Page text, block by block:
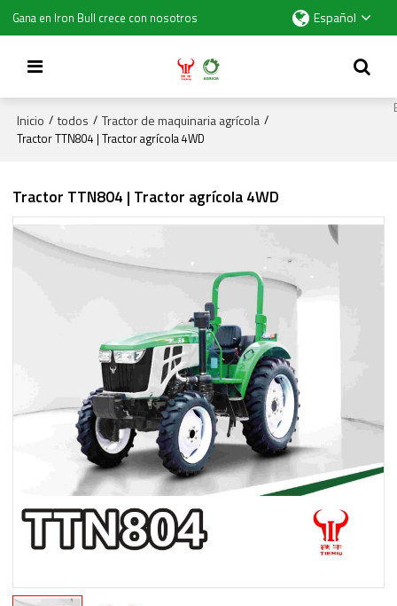
Gana en Iron Bull crece con nosotros Español
Inicio / todos / Tractor de maquinaria agrícola /
Tractor TTN804 | Tractor agrícola 4WD
Tractor TTN804 | Tractor agrícola 4WD